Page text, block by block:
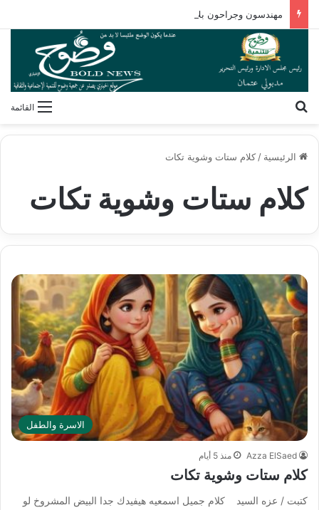
القائمة
الرئيسية / كلام ستات وشوية تكات
كلام ستات وشوية تكات
الاسرة والطفل
Azza ElSaed منذ 5 أيام
كلام ستات وشوية تكات
كتبت / عزه السيد كلام جميل اسمعيه هيفيدك جدا البيض المشروخ لو